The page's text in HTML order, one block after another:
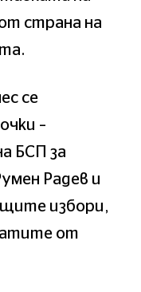
страна на
се
–
БСП за
Радев и
избори,
от